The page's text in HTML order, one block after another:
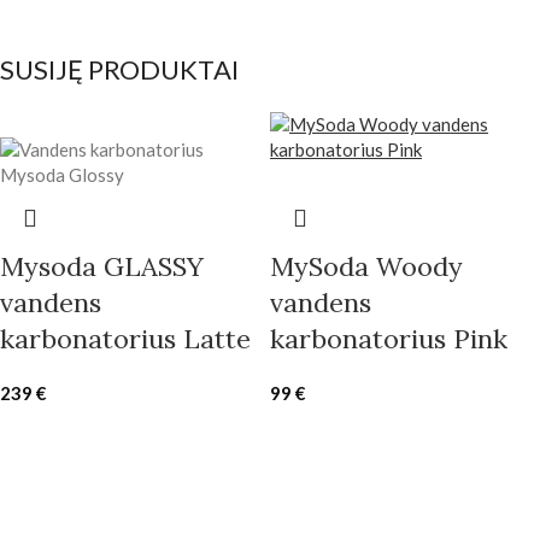
SUSIJĘ PRODUKTAI
Mysoda GLASSY
vandens
karbonatorius Latte
239 €
MySoda Woody
vandens
karbonatorius Pink
99 €